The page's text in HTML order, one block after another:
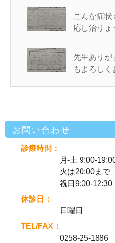
こんな症状
応し治りょ
先生ありが
もよろしく
お問い合わせ
診療時間：
月-土 9:00-
火は20:00まで
祝日9:00-12:30
休診日：
日曜日
TEL/FAX：
0258-25-1886